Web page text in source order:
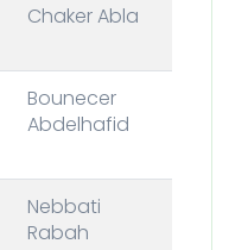
Chaker Abla
Bounecer
Abdelhafid
Nebbati
Rabah